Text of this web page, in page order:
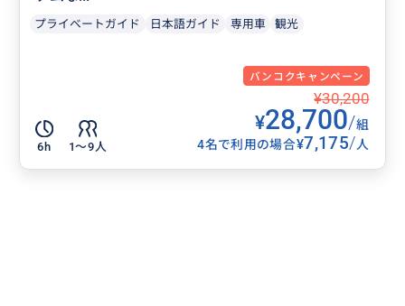
プライベートガイド 日本語ガイド 専用車 観光
バンコクキャンペーン
6h 1〜9人
¥30,200
¥28,700/組
4名で利用の場合¥7,175/人